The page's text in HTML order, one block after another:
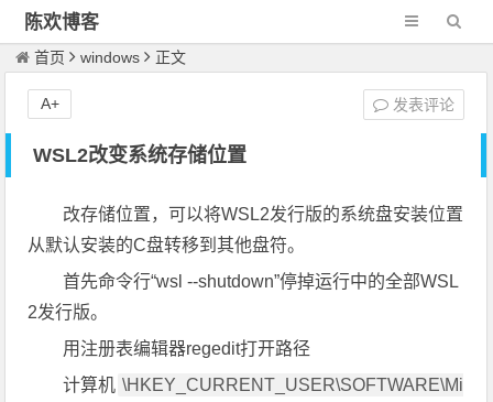
陈欢博客
首页 windows 正文
WSL2改变系统存储位置
改存储位置，可以将WSL2发行版的系统盘安装位置
从默认安装的C盘转移到其他盘符。
首先命令行“wsl --shutdown”停掉运行中的全部WSL
2发行版。
用注册表编辑器regedit打开路径
计算机 \HKEY_CURRENT_USER\SOFTWARE\Mi
发表评论
A+